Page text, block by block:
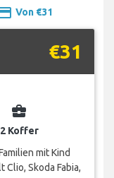
Von €31
€31
business_center
2 Koffer
mit Kind
Clio, Skoda Fabia,